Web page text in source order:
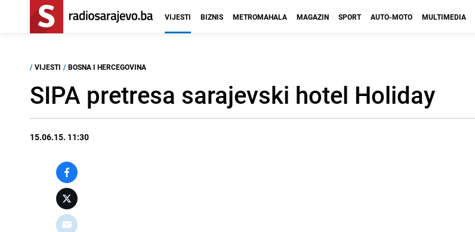
VIJESTI BIZNIS METROMAHALA MAGAZIN SPORT AUTO-MOTO MULTIMEDIA
/ VIJESTI / BOSNA I HERCEGOVINA
SIPA pretresa sarajevski hotel Holiday
15.06.15. 11:30